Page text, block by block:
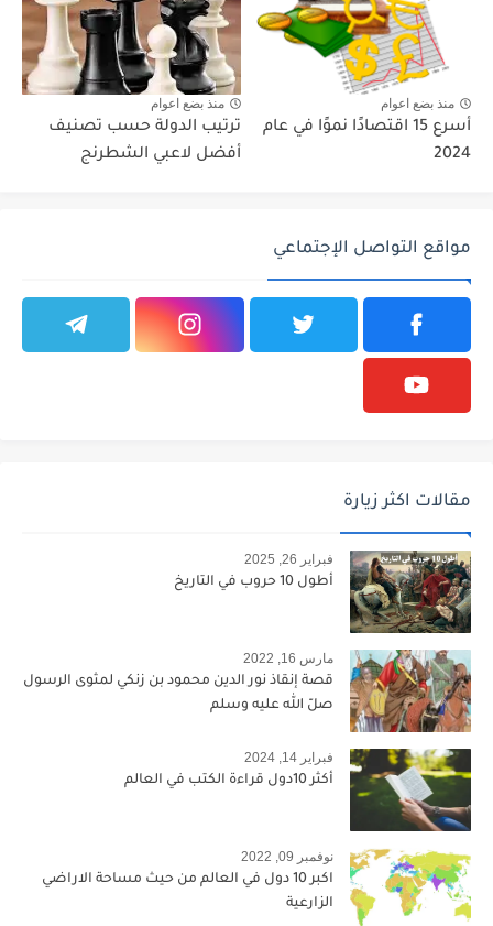
منذ بضع اعوام
أسرع 15 اقتصادًا نموًا في عام
2024
منذ بضع اعوام
ترتيب الدولة حسب تصنيف
أفضل لاعبي الشطرنج
مواقع التواصل الإجتماعي
مقالات اكثر زيارة
فبراير 26, 2025
أطول 10 حروب في التاريخ
مارس 16, 2022
قصة إنقاذ نور الدين محمود بن زنكي لمثوى الرسول
صلّ الله عليه وسلم
فبراير 14, 2024
أكثر 10دول قراءة الكتب في العالم
نوفمبر 09, 2022
اكبر 10 دول في العالم من حيث مساحة الاراضي
الزارعية